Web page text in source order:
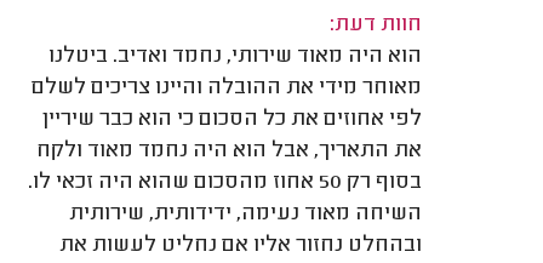
חוות דעת:
הוא היה מאוד שירותי, נחמד ואדיב. ביטלנו
מאוחר מידי את ההובלה והיינו צריכים לשלם
לפי אחוזים את כל הסכום כי הוא כבר שיריין
את התאריך, אבל הוא היה נחמד מאוד ולקח
בסוף רק 50 אחוז מהסכום שהוא היה זכאי לו.
השיחה מאוד נעימה, ידידותית, שירותית
ובהחלט נחזור אליו אם נחליט לעשות את